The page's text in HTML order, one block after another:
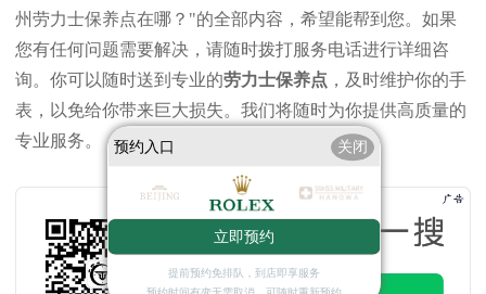
州劳力士保养点在哪？"的全部内容，希望能帮到您。如果
您有任何问题需要解决，请随时拨打服务电话进行详细咨
询。你可以随时送到专业的劳力士保养点 ，及时维护你的手
表，以免给你带来巨大损失。我们将随时为你提供高质量的
专业服务。
预约入口 关闭
立即预约
提前预约免排队，到店即享服务